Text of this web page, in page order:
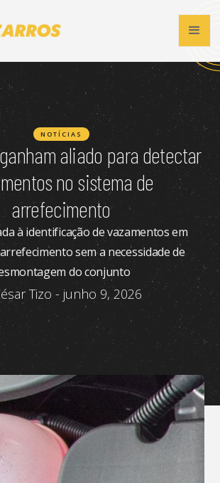
NOTÍCIAS
aliado para detectar
no sistema de
arrefecimento
à identificação de vazamentos em
sem a necessidade de
do conjunto
Tizo - junho 9, 2026